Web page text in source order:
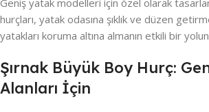
hurçları, yatak odasına şıklık ve düzen
yatakları koruma altına almanın etkili bir
Şırnak Büyük Boy Hurç:
Alanları İçin